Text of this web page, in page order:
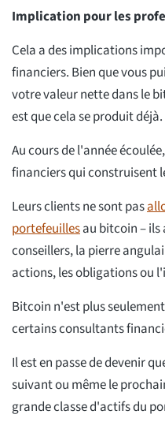
Implication pour les
Cela a des implications
financiers. Bien que vous
votre valeur nette dans le
est que cela se produit déjà.
Au cours de l'année
financiers qui construisent
Leurs clients ne sont pas
portefeuillesau bitcoin – ils
conseillers, la pierre
actions, les obligations ou
Bitcoin n'est plus
certains consultants
Il est en passe de devenir
suivant ou même le
grande classe d'actifs du